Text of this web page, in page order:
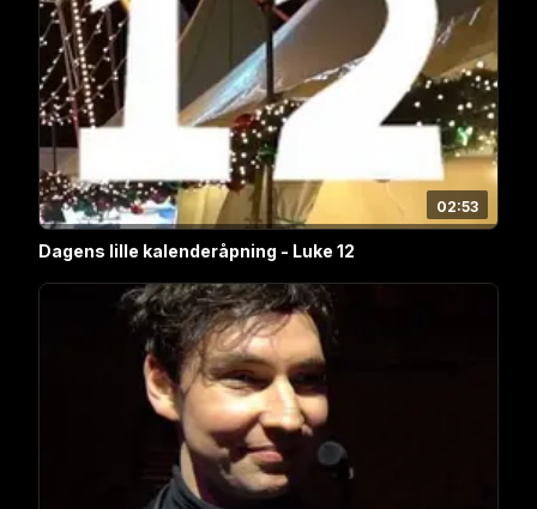
02:53
Dagens lille kalenderåpning - Luke 12